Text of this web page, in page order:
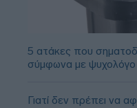
5 ατάκες που
σύμφωνα με
Γιατί δεν πρέπει να